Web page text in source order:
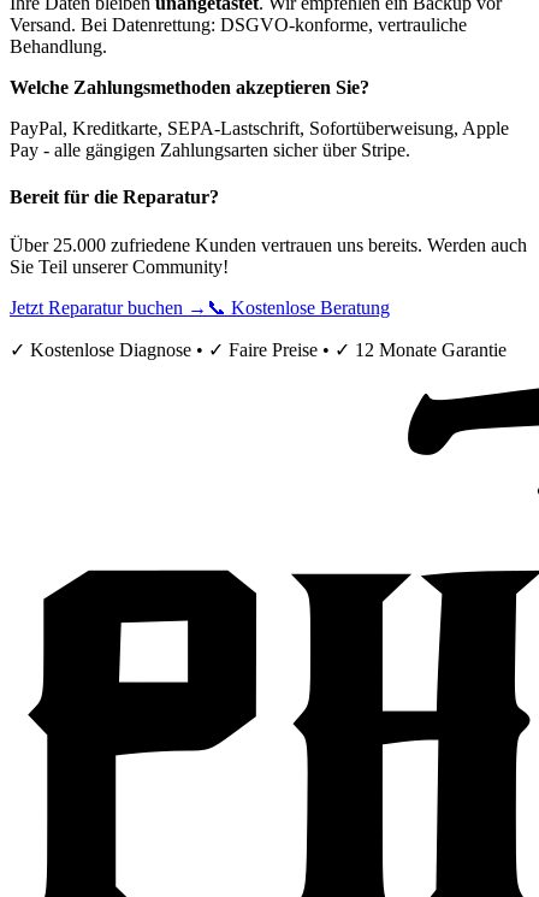
Versand. Bei Datenrettung: DSGVO-konforme, vertrauliche
Behandlung.
Welche Zahlungsmethoden akzeptieren Sie?
PayPal, Kreditkarte, SEPA-Lastschrift, Sofortüberweisung, Apple
Pay - alle gängigen Zahlungsarten sicher über Stripe.
Bereit für die Reparatur?
Über 25.000 zufriedene Kunden vertrauen uns bereits. Werden auch
Sie Teil unserer Community!
Jetzt Reparatur buchen → 📞 Kostenlose Beratung
✓ Kostenlose Diagnose • ✓ Faire Preise • ✓ 12 Monate Garantie